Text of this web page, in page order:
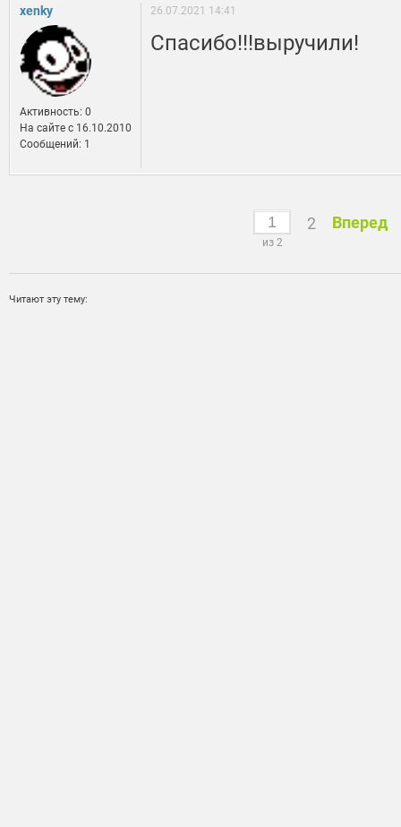
xenky
Активность: 0
На сайте c 16.10.2010
Сообщений: 1
26.07.2021 14:41
Спасибо!!!выручили!
из 2
2 Вперед
Читают эту тему: